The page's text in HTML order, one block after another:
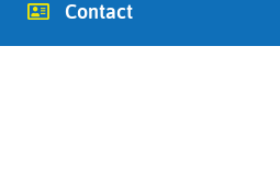
Contact